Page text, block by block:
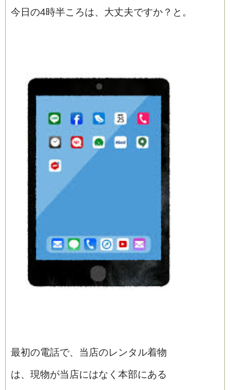
今日の4時半ころは、大丈夫ですか？と。
最初の電話で、当店のレンタル着物
は、現物が当店にはなく本部にある